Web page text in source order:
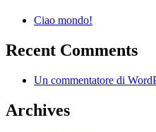
Ciao mondo!
Recent Comments
Un commentatore di
Archives